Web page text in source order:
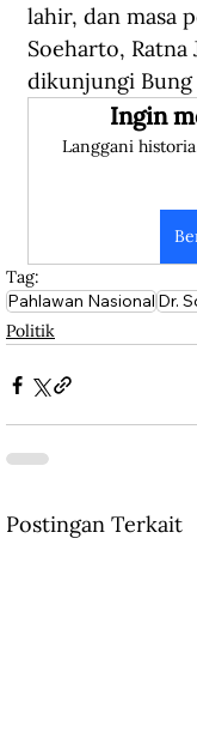
lahir, dan masa
Soeharto, Ratna
dikunjungi Bung
Ingin
Langgani
Tag:
Pahlawan NasionalDr.
Politik
Postingan Terkait